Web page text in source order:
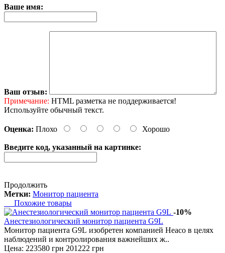
Ваше имя:
Ваш отзыв:
Примечание: HTML разметка не поддерживается!
Используйте обычный текст.
Оценка: Плохо Хорошо
Введите код, указанный на картинке:
Продолжить
Метки: Монитор пациента
Похожие товары
-10%
Анестезиологический монитор пациента G9L
Монитор пациента G9L изобретен компанией Heaco в целях
наблюдений и контролирования важнейших ж..
Цена: 223580 грн 201222 грн